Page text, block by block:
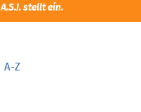
A.S.I. stellt ein.
A-Z